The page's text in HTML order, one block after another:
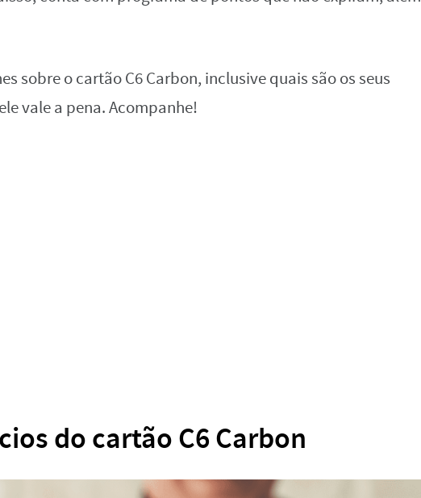
sobre o cartão C6 Carbon, inclusive quais são os seus
vale a pena. Acompanhe!
do cartão C6 Carbon